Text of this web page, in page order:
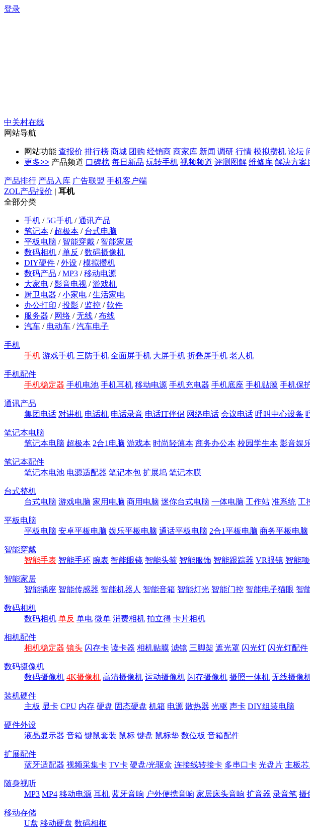
登录
中关村在线
网站导航
网站功能 查报价 排行榜 商城 团购 经销商 商家库 新闻 调研 行情 模拟攒机 论坛
更多>> 产品频道 口碑榜 每日新品 玩转手机 视频频道 评测图解 维修库 解决方案
产品排行 产品入库 广告联盟 手机客户端
ZOL产品报价 | 耳机
全部分类
手机 / 5G手机 /通讯产品
笔记本 / 超极本 / 台式电脑
平板电脑 / 智能穿戴 / 智能家居
数码相机 /单反 /数码摄像机
DIY硬件 /外设 /模拟攒机
数码产品 /MP3 /移动电源
大家电 /影音电视 /游戏机
厨卫电器 /小家电 /生活家电
办公打印 /投影 / 监控 /软件
服务器 / 网络 /无线 /布线
汽车 / 电动车 /汽车电子
手机
手机 游戏手机 三防手机 全面屏手机 大屏手机 折叠屏手机 老人机
手机配件
手机稳定器 手机电池 手机耳机 移动电源 手机充电器 手机底座 手机贴膜 手机保
通讯产品
集团电话 对讲机 电话机 电话录音 电话IT伴侣 网络电话 会议电话 呼叫中心设备
笔记本电脑
笔记本电脑 超极本 2合1电脑 游戏本 时尚轻薄本 商务办公本 校园学生本 影音娱
笔记本配件
笔记本电池 电源适配器 笔记本包 扩展坞 笔记本膜
台式整机
台式电脑 游戏电脑 家用电脑 商用电脑 迷你台式电脑 一体电脑 工作站 准系统 工
平板电脑
平板电脑 安卓平板电脑 娱乐平板电脑 通话平板电脑 2合1平板电脑 商务平板电脑
智能穿戴
智能手表 智能手环 腕表 智能眼镜 智能头箍 智能服饰 智能跟踪器 VR眼镜 智能
智能家居
智能插座 智能传感器 智能机器人 智能音箱 智能灯光 智能门控 智能电子猫眼 智
数码相机
数码相机 单反 单电 微单 消费相机 拍立得 卡片相机
相机配件
相机稳定器 镜头 闪存卡 读卡器 相机贴膜 滤镜 三脚架 遮光罩 闪光灯 闪光灯配件
数码摄像机
数码摄像机 4K摄像机 高清摄像机 运动摄像机 闪存摄像机 摄照一体机 无线摄像
装机硬件
主板 显卡 CPU 内存 硬盘 固态硬盘 机箱 电源 散热器 光驱 声卡 DIY组装电脑
硬件外设
液晶显示器 音箱 键鼠套装 鼠标 键盘 鼠标垫 数位板 音箱配件
扩展配件
蓝牙适配器 视频采集卡 TV卡 硬盘/光驱盒 连接线转接卡 多串口卡 光盘片 主板芯
随身视听
MP3 MP4 移动电源 耳机 蓝牙音响 户外便携音响 家居床头音响 扩音器 录音笔 摄
移动存储
U盘 移动硬盘 数码相框